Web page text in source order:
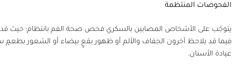
الفحوصات المنتظمة
يتوجّب على الأشخاص المصابين بالسكري فحص صحة الفم بانتظام؛ حيث قد
فيما قد يلاحظ آخرون الجفاف والألم أو ظهور بقعٍ بيضاء أو الشعور بطعمٍ
عيادة الأسنان.